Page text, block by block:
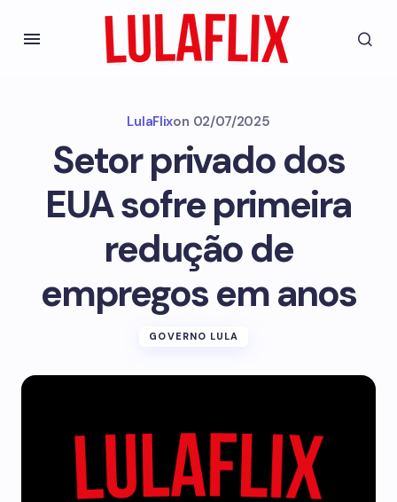
LulaFlixon 02/07/2025
Setor privado dos
EUA sofre primeira
redução de
empregos em anos
GOVERNO LULA